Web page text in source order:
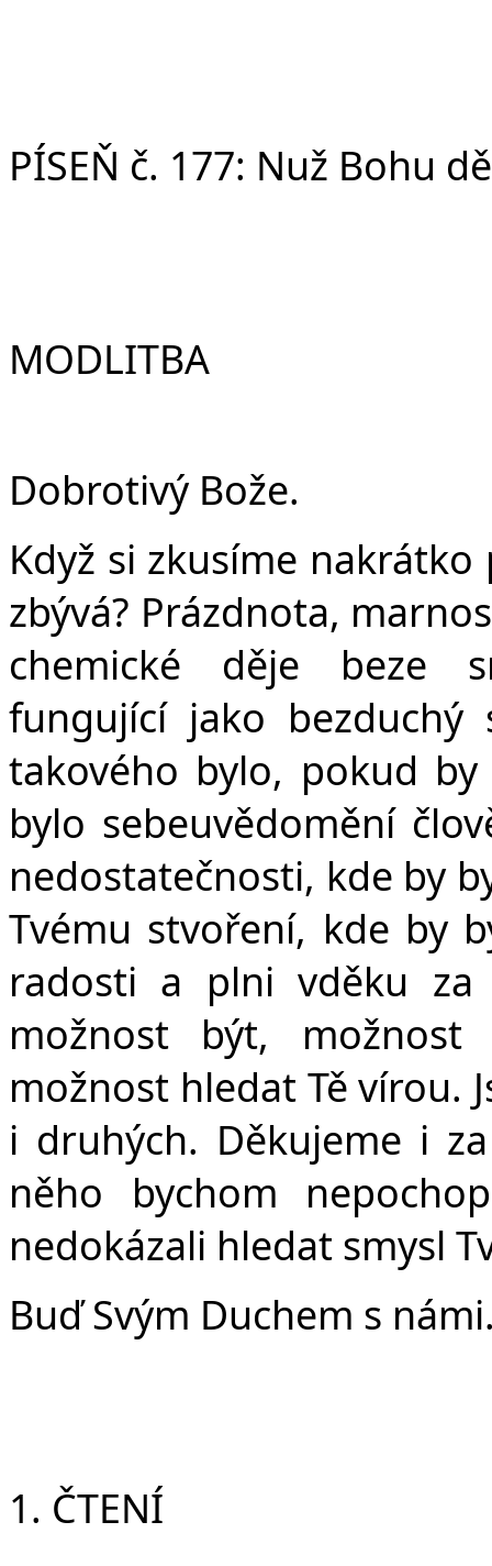
PÍSEŇ č. 177: Nuž Bohu
MODLITBA
Dobrotivý Bože.
Když si zkusíme
zbývá? Prázdnota,
chemické děje beze
fungující jako
takového bylo, pokud
bylo sebeuvědomění
nedostatečnosti, kde by
Tvému stvoření, kde by
radosti a plni vděku
možnost být,
možnost hledat Tě vírou.
i druhých. Děkujeme i
něho bychom
nedokázali hledat smysl
Buď Svým Duchem s
1. ČTENÍ